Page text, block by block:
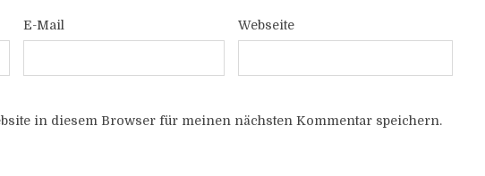
E-Mail Webseite
in diesem Browser für meinen nächsten Kommentar speichern.